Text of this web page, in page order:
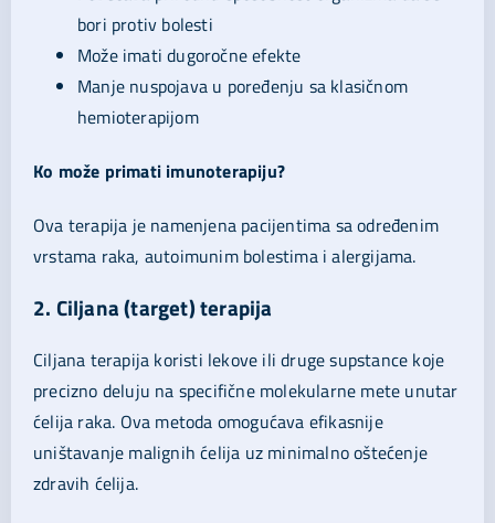
bori protiv bolesti
Može imati dugoročne efekte
Manje nuspojava u poređenju sa klasičnom
hemioterapijom
Ko može primati imunoterapiju?
Ova terapija je namenjena pacijentima sa određenim
vrstama raka, autoimunim bolestima i alergijama.
2. Ciljana (target) terapija
Ciljana terapija koristi lekove ili druge supstance koje
precizno deluju na specifične molekularne mete unutar
ćelija raka. Ova metoda omogućava efikasnije
uništavanje malignih ćelija uz minimalno oštećenje
zdravih ćelija.